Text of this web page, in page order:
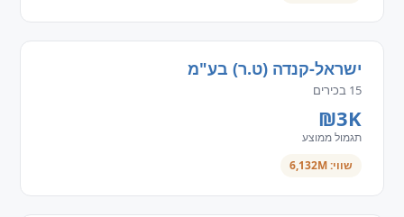
ישראל-קנדה (ט.ר) בע"מ
15 בכירים
₪3K
תגמול ממוצע
שווי: 6,132M